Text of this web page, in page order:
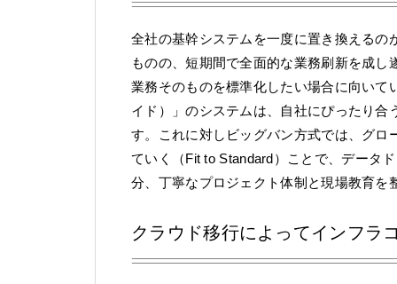
全社の基幹システムを一度に置き換える
ものの、短期間で全面的な業務刷新を成
業務そのものを標準化したい場合に向い
イド）」のシステムは、自社にぴったり
す。これに対しビッグバン方式では、グ
ていく（Fit to Standard）ことで、データ
分、丁寧なプロジェクト体制と現場教育
クラウド移行によってインフラ